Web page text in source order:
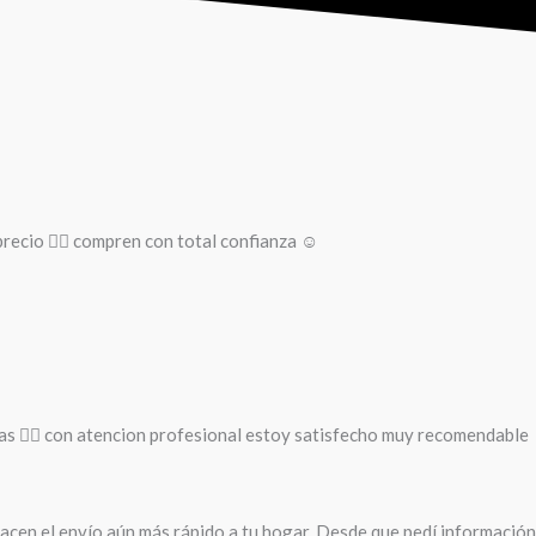
👌🏻 compren con total confianza ☺️
🚵‍♀️ con atencion profesional estoy satisfecho muy recomendable
el envío aún más rápido a tu hogar. Desde que pedí información